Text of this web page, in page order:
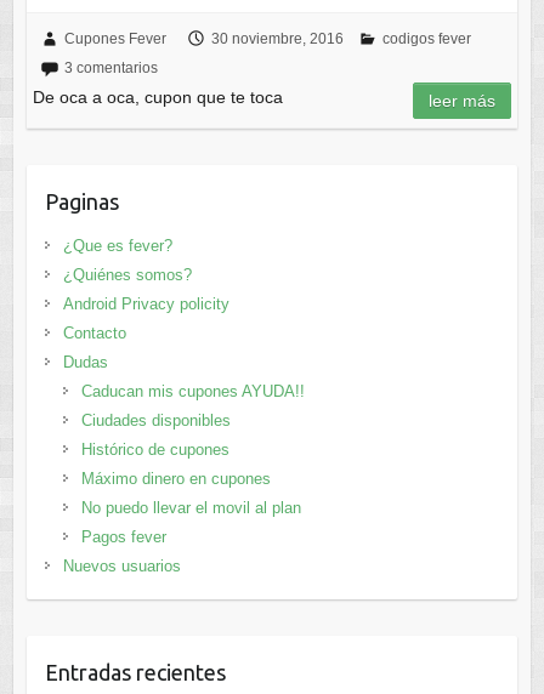
Cupones Fever 30 noviembre, 2016
codigos fever
3 comentarios
De oca a oca, cupon que te toca leer más
Paginas
¿Que es fever?
¿Quiénes somos?
Android Privacy policity
Contacto
Dudas
Caducan mis cupones AYUDA!!
Ciudades disponibles
Histórico de cupones
Máximo dinero en cupones
No puedo llevar el movil al plan
Pagos fever
Nuevos usuarios
Entradas recientes